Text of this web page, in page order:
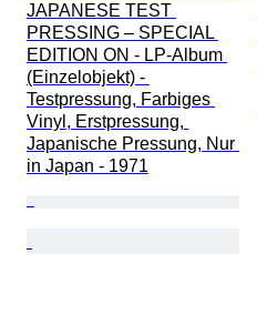
JAPANESE TEST
PRESSING – SPECIAL
EDITION ON - LP-Album
(Einzelobjekt) -
Testpressung, Farbiges
Vinyl, Erstpressung,
Japanische Pressung, Nur
in Japan - 1971